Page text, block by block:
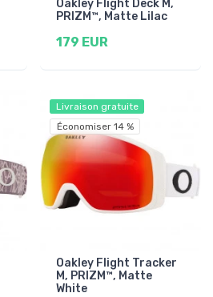
Oakley Flight Deck M,
PRIZM™, Matte Lilac
179 EUR
Livraison gratuite
Économiser 14 %
Oakley Flight Tracker
M, PRIZM™, Matte
White